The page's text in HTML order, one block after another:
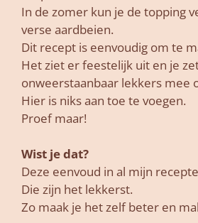
In de zomer kun je de topping
verse aardbeien.
Dit recept is eenvoudig om te
Het ziet er feestelijk uit en je
onweerstaanbaar lekkers mee
Hier is niks aan toe te voegen.
Proef maar!
Wist je dat?
Deze eenvoud in al mijn
Die zijn het lekkerst.
Zo maak je het zelf beter en